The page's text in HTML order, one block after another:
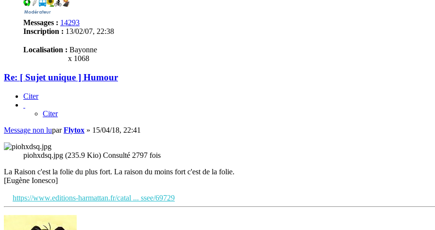
Messages : 14293
Inscription : 13/02/07, 22:38
Localisation : Bayonne
x 1068
Re: [ Sujet unique ] Humour
Citer
Citer
Message non luparFlytox » 15/04/18, 22:41
piohxdsq.jpg (235.9 Kio) Consulté 2797 fois
La Raison c'est la folie du plus fort. La raison du moins fort c'est de la folie.
[Eugène Ionesco]
https://www.editions-harmattan.fr/catal ... ssee/69729